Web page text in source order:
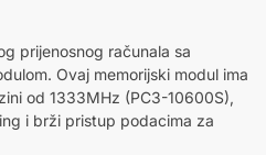
prijenosnog računala sa
Ovaj memorijski modul ima
od 1333MHz (PC3-10600S),
i brži pristup podacima za